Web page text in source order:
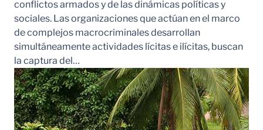
conflictos armados y de las dinámicas políticas y
sociales. Las organizaciones que actúan en el marco
de complejos macrocriminales desarrollan
simultáneamente actividades lícitas e ilícitas, buscan
la captura del…